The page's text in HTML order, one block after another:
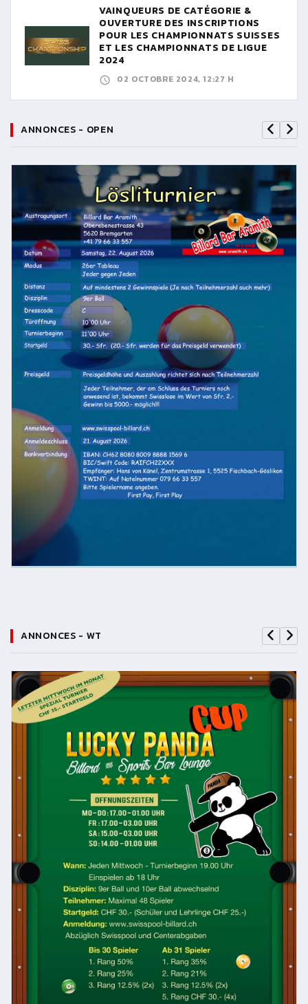
VAINQUEURS DE CATÉGORIE &
OUVERTURE DES INSCRIPTIONS
POUR LES CHAMPIONNATS SUISSES
ET LES CHAMPIONNATS DE LIGUE
2024
02 OCTOBRE 2024, 12:27 H
ANNONCES - OPEN
ANNONCES - WT